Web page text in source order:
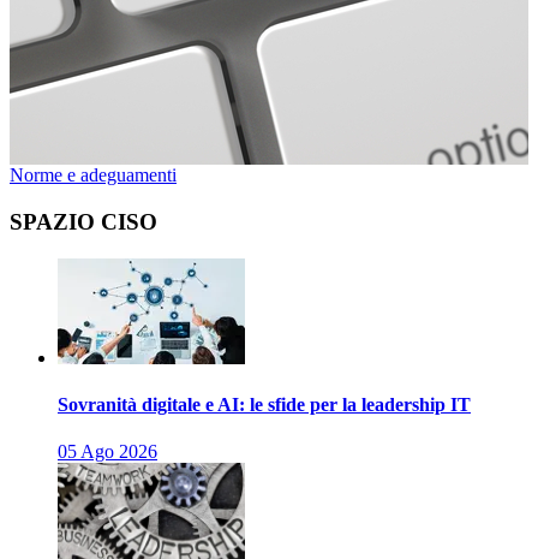
Norme e adeguamenti
SPAZIO CISO
Sovranità digitale e AI: le sfide per la leadership IT
05 Ago 2026